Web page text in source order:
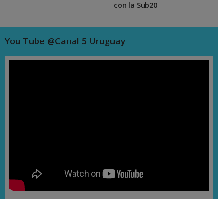
con la Sub20
You Tube @Canal 5 Uruguay